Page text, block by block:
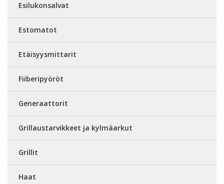
Esilukonsalvat
Estomatot
Etäisyysmittarit
Fiiberipyöröt
Generaattorit
Grillaustarvikkeet ja kylmäarkut
Grillit
Haat